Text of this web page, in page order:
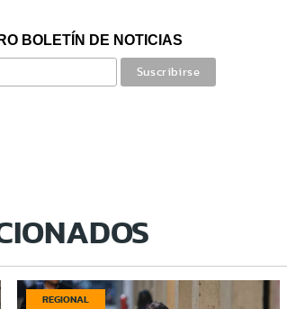
BOLETÍN DE NOTICIAS
REGIONAL